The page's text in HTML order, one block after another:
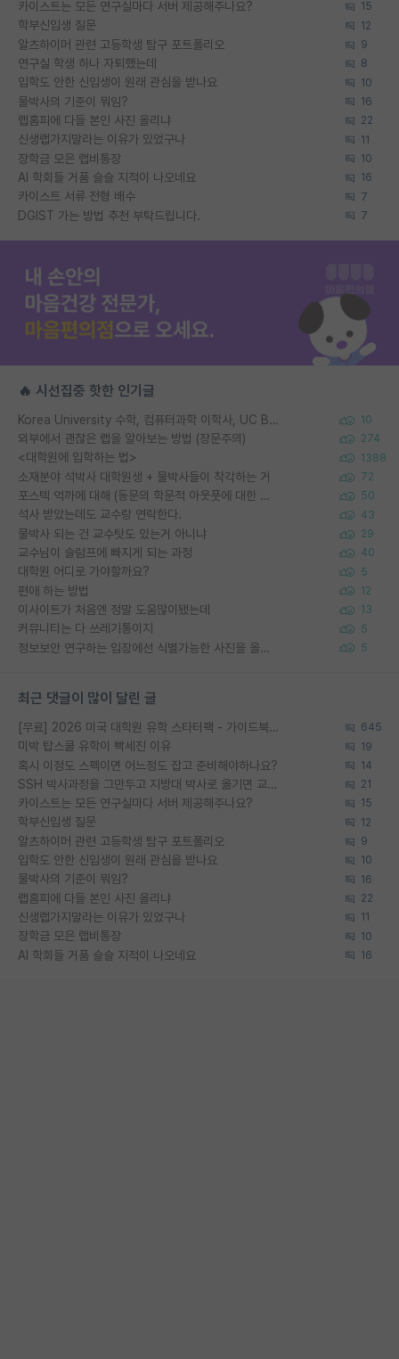
카이스트는 모든 연구실마다 서버 제공해주나요? 15
학부신입생 질문 12
알츠하이머 관련 고등학생 탐구 포트폴리오 9
연구실 학생 하나 자퇴했는데 8
입학도 안한 신입생이 원래 관심을 받나요 10
물박사의 기준이 뭐임? 16
랩홈피에 다들 본인 사진 올리냐 22
신생랩가지말라는 이유가 있었구나 11
장학금 모은 랩비통장 10
AI 학회들 거품 슬슬 지적이 나오네요 16
카이스트 서류 전형 배수 7
DGIST 가는 방법 추천 부탁드립니다. 7
🔥 시선집중 핫한 인기글
Korea University 수학, 컴퓨터과학 이학사, UC Berkeley 산업공학 대학원 공학박사가 되는 것은 쉽지 않겠죠? 10
외부에서 괜찮은 랩을 알아보는 방법 (장문주의) 274
<대학원에 입학하는 법> 1388
소재분야 석박사 대학원생 + 물박사들이 착각하는 거 72
포스텍 억까에 대해 (동문의 학문적 아웃풋에 대한 반박) 50
석사 받았는데도 교수랑 연락한다. 43
물박사 되는 건 교수탓도 있는거 아니냐 29
교수님이 슬럼프에 빠지게 되는 과정 40
대학원 어디로 가야할까요? 5
편애 하는 방법 12
이사이트가 처음엔 정말 도움많이됐는데 13
커뮤니티는 다 쓰레기통이지 5
정보보안 연구하는 입장에선 식별가능한 사진을 올리는건 비추이긴함 5
최근 댓글이 많이 달린 글
[무료] 2026 미국 대학원 유학 스타터팩 - 가이드북 & 합격자 컨택메일 템플릿 645
미박 탑스쿨 유학이 빡세진 이유 19
혹시 이정도 스펙이면 어느정도 잡고 준비해야하나요? 14
SSH 박사과정을 그만두고 지방대 박사로 옮기면 교수의 꿈은 끝일까요? 21
카이스트는 모든 연구실마다 서버 제공해주나요? 15
학부신입생 질문 12
알츠하이머 관련 고등학생 탐구 포트폴리오 9
입학도 안한 신입생이 원래 관심을 받나요 10
물박사의 기준이 뭐임? 16
랩홈피에 다들 본인 사진 올리냐 22
신생랩가지말라는 이유가 있었구나 11
장학금 모은 랩비통장 10
AI 학회들 거품 슬슬 지적이 나오네요 16